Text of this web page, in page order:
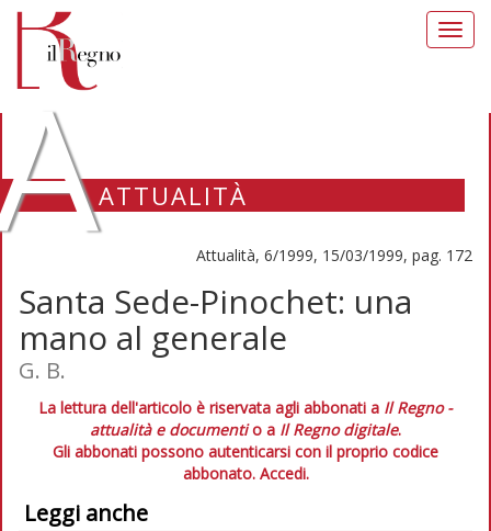
ATTUALITÀ
Attualità, 6/1999, 15/03/1999, pag. 172
Santa Sede-Pinochet: una
mano al generale
G. B.
La lettura dell'articolo è riservata agli abbonati a Il Regno -
attualità e documentio a Il Regno digitale.
Gli abbonati possono autenticarsi con il proprio codice
abbonato. Accedi.
Leggi anche